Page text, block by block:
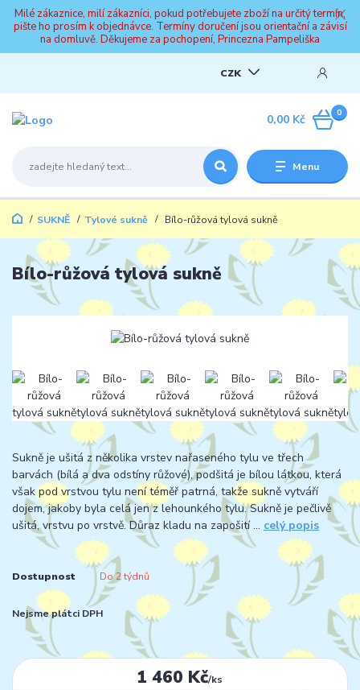
Milé zákaznice, milí zákazníci, pokud potřebujete zboží na určitý termín,
pište ho prosím k objednávce. Termíny doručení jsou orientační a závisí
na domluvě. Děkujeme za pochopení, Princezna Pampeliška
Menu
CZK
0
0,00 Kč
SUKNĚ Tylové sukně Bílo-růžová tylová sukně
Bílo-růžová tylová sukně
Sukně je ušitá z několika vrstev nařaseného tylu ve třech
barvách (bílá a dva odstíny růžové), podšitá je bílou látkou, která
však pod vrstvou tylu není téměř patrná, takže sukně vytváří
dojem, jakoby byla celá jen z lehounkého tylu. Sukně je pečlivě
ušitá, vrstvu po vrstvě. Důraz kladu na zapošití ... celý popis
Dostupnost Do 2 týdnů
Nejsme plátci DPH
1 460 Kč/ks